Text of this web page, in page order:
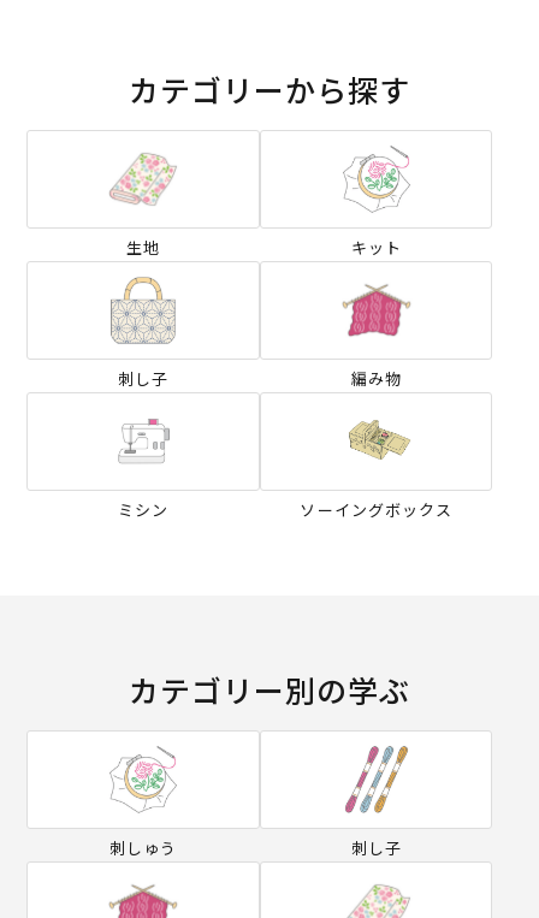
カテゴリーから探す
生地 キット
刺し子 編み物
ミシン ソーイングボックス
カテゴリー別の学ぶ
刺しゅう 刺し子